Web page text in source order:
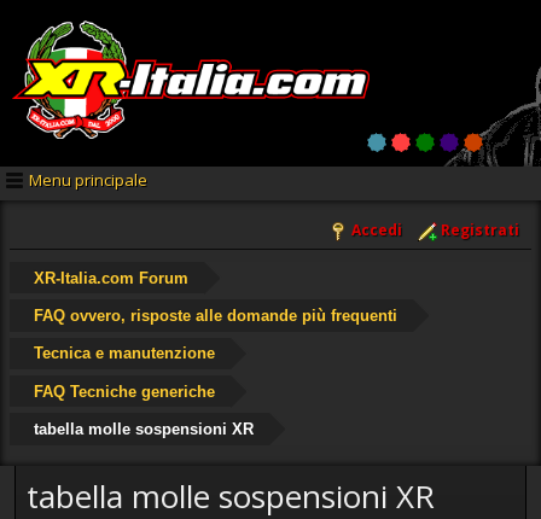
Menu principale
Accedi Registrati
XR-Italia.com Forum
FAQ ovvero, risposte alle domande più frequenti
Tecnica e manutenzione
FAQ Tecniche generiche
tabella molle sospensioni XR
tabella molle sospensioni XR